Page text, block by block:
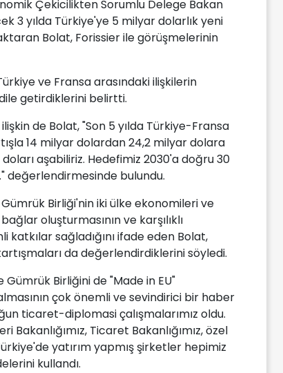
Çekicilikten Sorumlu Delege Bakan
3 yılda Türkiye'ye 5 milyar dolarlık yeni
Bolat, Forissier ile görüşmelerinin
ve Fransa arasındaki ilişkilerin
getirdiklerini belirtti.
de Bolat, "Son 5 yılda Türkiye-Fransa
14 milyar dolardan 24,2 milyar dolara
aşabiliriz. Hedefimiz 2030'a doğru 30
bulundu.
Birliği'nin iki ülke ekonomileri ve
oluşturmasının ve karşılıklı
sağladığını ifade eden Bolat,
da değerlendirdiklerini söyledi.
Birliğini de "Made in EU"
çok önemli ve sevindirici bir haber
ticaret-diplomasi çalışmalarımız oldu.
Bakanlığımız, Ticaret Bakanlığımız, özel
yatırım yapmış şirketler hepimiz
kullandı.